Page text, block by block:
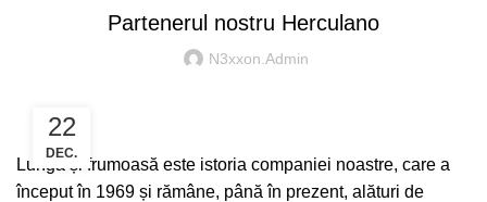
Partenerul nostru Herculano
N3xxon.Admin
22
DEC.
Lungă și frumoasă este istoria companiei noastre, care a
început în 1969 și rămâne, până în prezent, alături de